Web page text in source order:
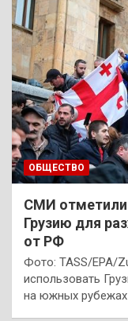
ОБЩЕСТВО
СМИ
Грузию для
от РФ
Фото: TASS/EPA/
использовать
на южных рубежах